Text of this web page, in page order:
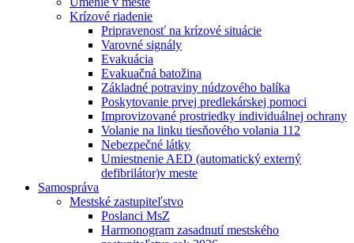
Krízové riadenie
Pripravenosť na krízové situácie
Varovné signály
Evakuácia
Evakuačná batožina
Základné potraviny núdzového balíka
Poskytovanie prvej predlekárskej pomoci
Improvizované prostriedky individuálnej ochrany
Volanie na linku tiesňového volania 112
Nebezpečné látky
Umiestnenie AED (automatický externý
defibrilátor)v meste
Samospráva
Mestské zastupiteľstvo
Poslanci MsZ
Harmonogram zasadnutí mestského